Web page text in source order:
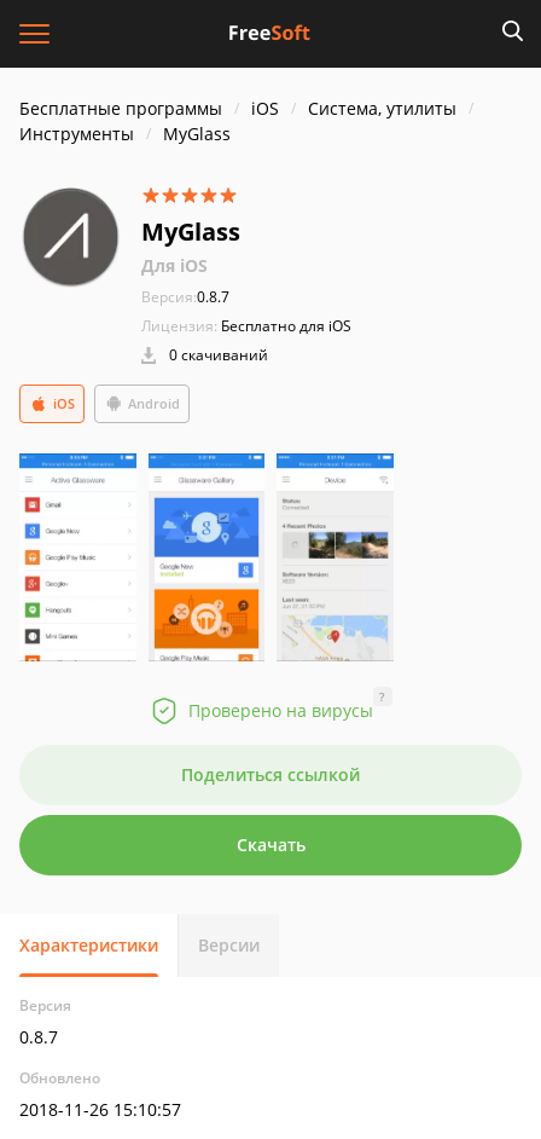
Бесплатные программы iOS
Система, утилиты
Инструменты
MyGlass
MyGlass
Для iOS
Версия:0.8.7
Лицензия: Бесплатно для iOS
0 скачиваний
Android
iOS
Проверено на вирусы
?
Поделиться ссылкой
Скачать
Характеристики Версии
Версия
0.8.7
Обновлено
2018-11-26 15:10:57